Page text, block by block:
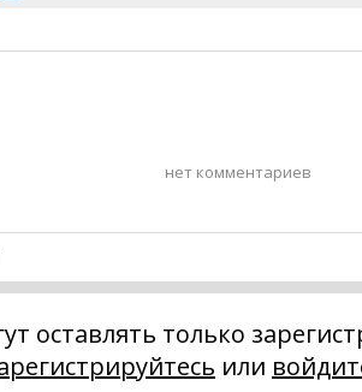
нет комментариев
оставлять только
или